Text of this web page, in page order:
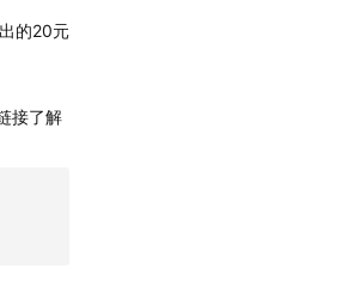
计，佩
款时
眼
，送
者是
价格
的20元
接了解